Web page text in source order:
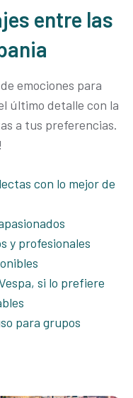
entre las
emociones para
último detalle con la
a tus preferencias.
con lo mejor de
y profesionales
si lo prefiere
para grupos